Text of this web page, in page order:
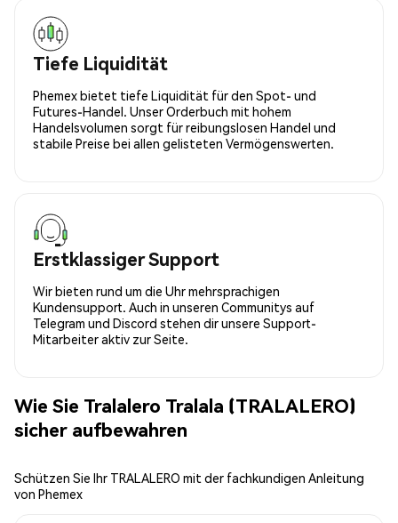
Tiefe Liquidität
Phemex bietet tiefe Liquidität für den Spot- und
Futures-Handel. Unser Orderbuch mit hohem
Handelsvolumen sorgt für reibungslosen Handel und
stabile Preise bei allen gelisteten Vermögenswerten.
Erstklassiger Support
Wir bieten rund um die Uhr mehrsprachigen
Kundensupport. Auch in unseren Communitys auf
Telegram und Discord stehen dir unsere Support-
Mitarbeiter aktiv zur Seite.
Wie Sie Tralalero Tralala (TRALALERO)
sicher aufbewahren
Schützen Sie Ihr TRALALERO mit der fachkundigen Anleitung
von Phemex